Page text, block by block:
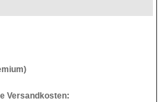
Versandkosten: